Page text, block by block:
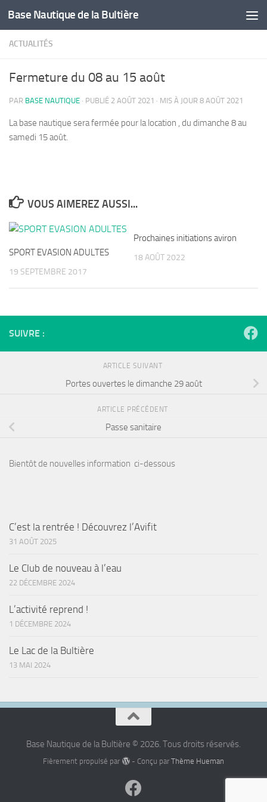
Skip to content
Base Nautique de la Bultière
ACTUALITÉS
Fermeture du 08 au 15 août
PAR BASE NAUTIQUE · PUBLIÉ 2 AOÛT 2021 · MIS À JOUR 8 AOÛT 2021
La base nautique sera fermée pour la location , du dimanche 8 au
samedi 15 août.
VOUS AIMEREZ AUSSI...
SPORT EVASION ADULTES
19 SEPTEMBRE 2017
Prochaines initiations aviron
18 AOÛT 2022
SUIVRE :
ARTICLE SUIVANT
Portes ouvertes le dimanche 29 août
ARTICLE PRÉCÉDENT
Passe sanitaire
Bientôt de nouvelles information ci-dessous
C’est la rentrée ! Découvrez l’Avifit
31 AOÛT 2025
Le Club de nouveau à l’eau
22 DÉCEMBRE 2024
L’activité reprend !
1 DÉCEMBRE 2024
Le Lac de la Bultière
13 MAI 2024
Base Nautique de la Bultière © 2026. Tous droits réservés.
Fièrement propulsé par - Conçu par Thème Hueman